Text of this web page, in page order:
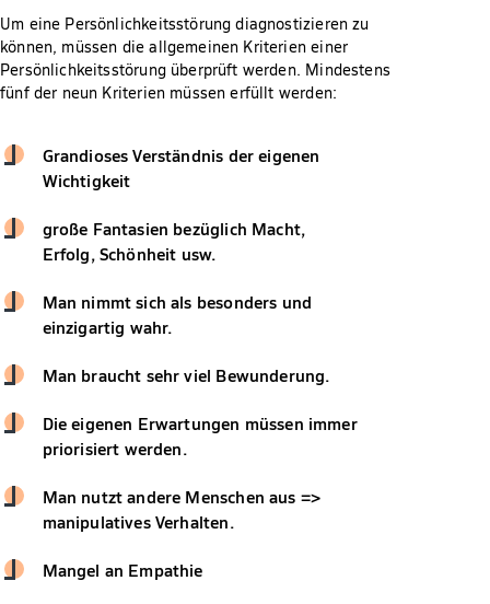
Um eine Persönlichkeitsstörung diagnostizieren zu
können, müssen die allgemeinen Kriterien einer
Persönlichkeitsstörung überprüft werden. Mindestens
fünf der neun Kriterien müssen erfüllt werden:
Grandioses Verständnis der eigenen
Wichtigkeit
große Fantasien bezüglich Macht,
Erfolg, Schönheit usw.
Man nimmt sich als besonders und
einzigartig wahr.
Man braucht sehr viel Bewunderung.
Die eigenen Erwartungen müssen immer
priorisiert werden.
Man nutzt andere Menschen aus =>
manipulatives Verhalten.
Mangel an Empathie